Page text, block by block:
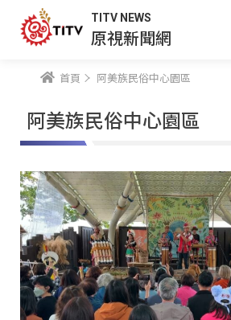
TITV NEWS
原視新聞網
首頁 阿美族民俗中心園區
阿美族民俗中心園區